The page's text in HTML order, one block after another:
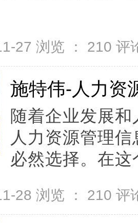
27 浏览 ： 210 评
施特伟-人力资
随着企业发展
人力资源管理
必然选择。在
28 浏览 ： 210 评